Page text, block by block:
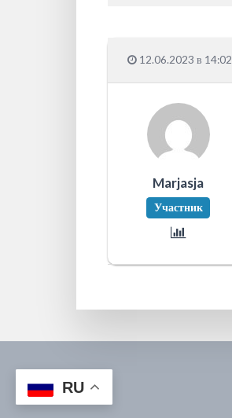
12.06.2023 в 14:02
Marjasja
Участник
RU